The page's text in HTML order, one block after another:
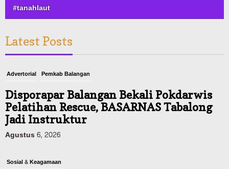
#tanahlaut
Latest Posts
Advertorial Pemkab Balangan
Disporapar Balangan Bekali Pokdarwis
Pelatihan Rescue, BASARNAS Tabalong
Jadi Instruktur
Agustus 6, 2026
Sosial & Keagamaan